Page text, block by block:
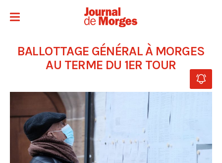
BALLOTTAGE GÉNÉRAL À MORGES
AU TERME DU 1ER TOUR